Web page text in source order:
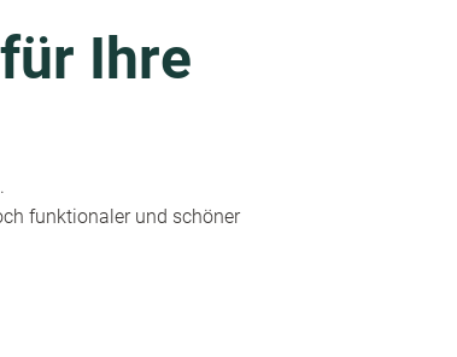
Ihre
funktionaler und schöner